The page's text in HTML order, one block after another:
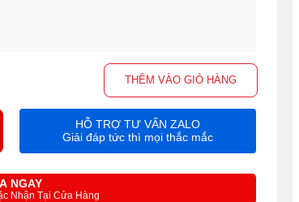
THÊM VÀO GIỎ HÀNG
NGAY
Nhận Tại Cửa Hàng
HỖ TRỢ TƯ VẤN ZALO
Giải đáp tức thì mọi thắc mắc